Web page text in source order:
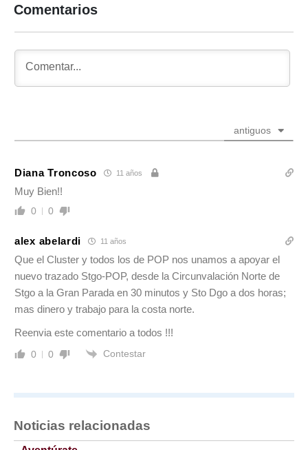
Comentarios
antiguos
Diana Troncoso 11 años
Muy Bien!!
0 0
alex abelardi 11 años
Que el Cluster y todos los de POP nos unamos a apoyar el
nuevo trazado Stgo-POP, desde la Circunvalación Norte de
Stgo a la Gran Parada en 30 minutos y Sto Dgo a dos horas;
mas dinero y trabajo para la costa norte.
Reenvia este comentario a todos !!!
0 0 Contestar
Noticias relacionadas